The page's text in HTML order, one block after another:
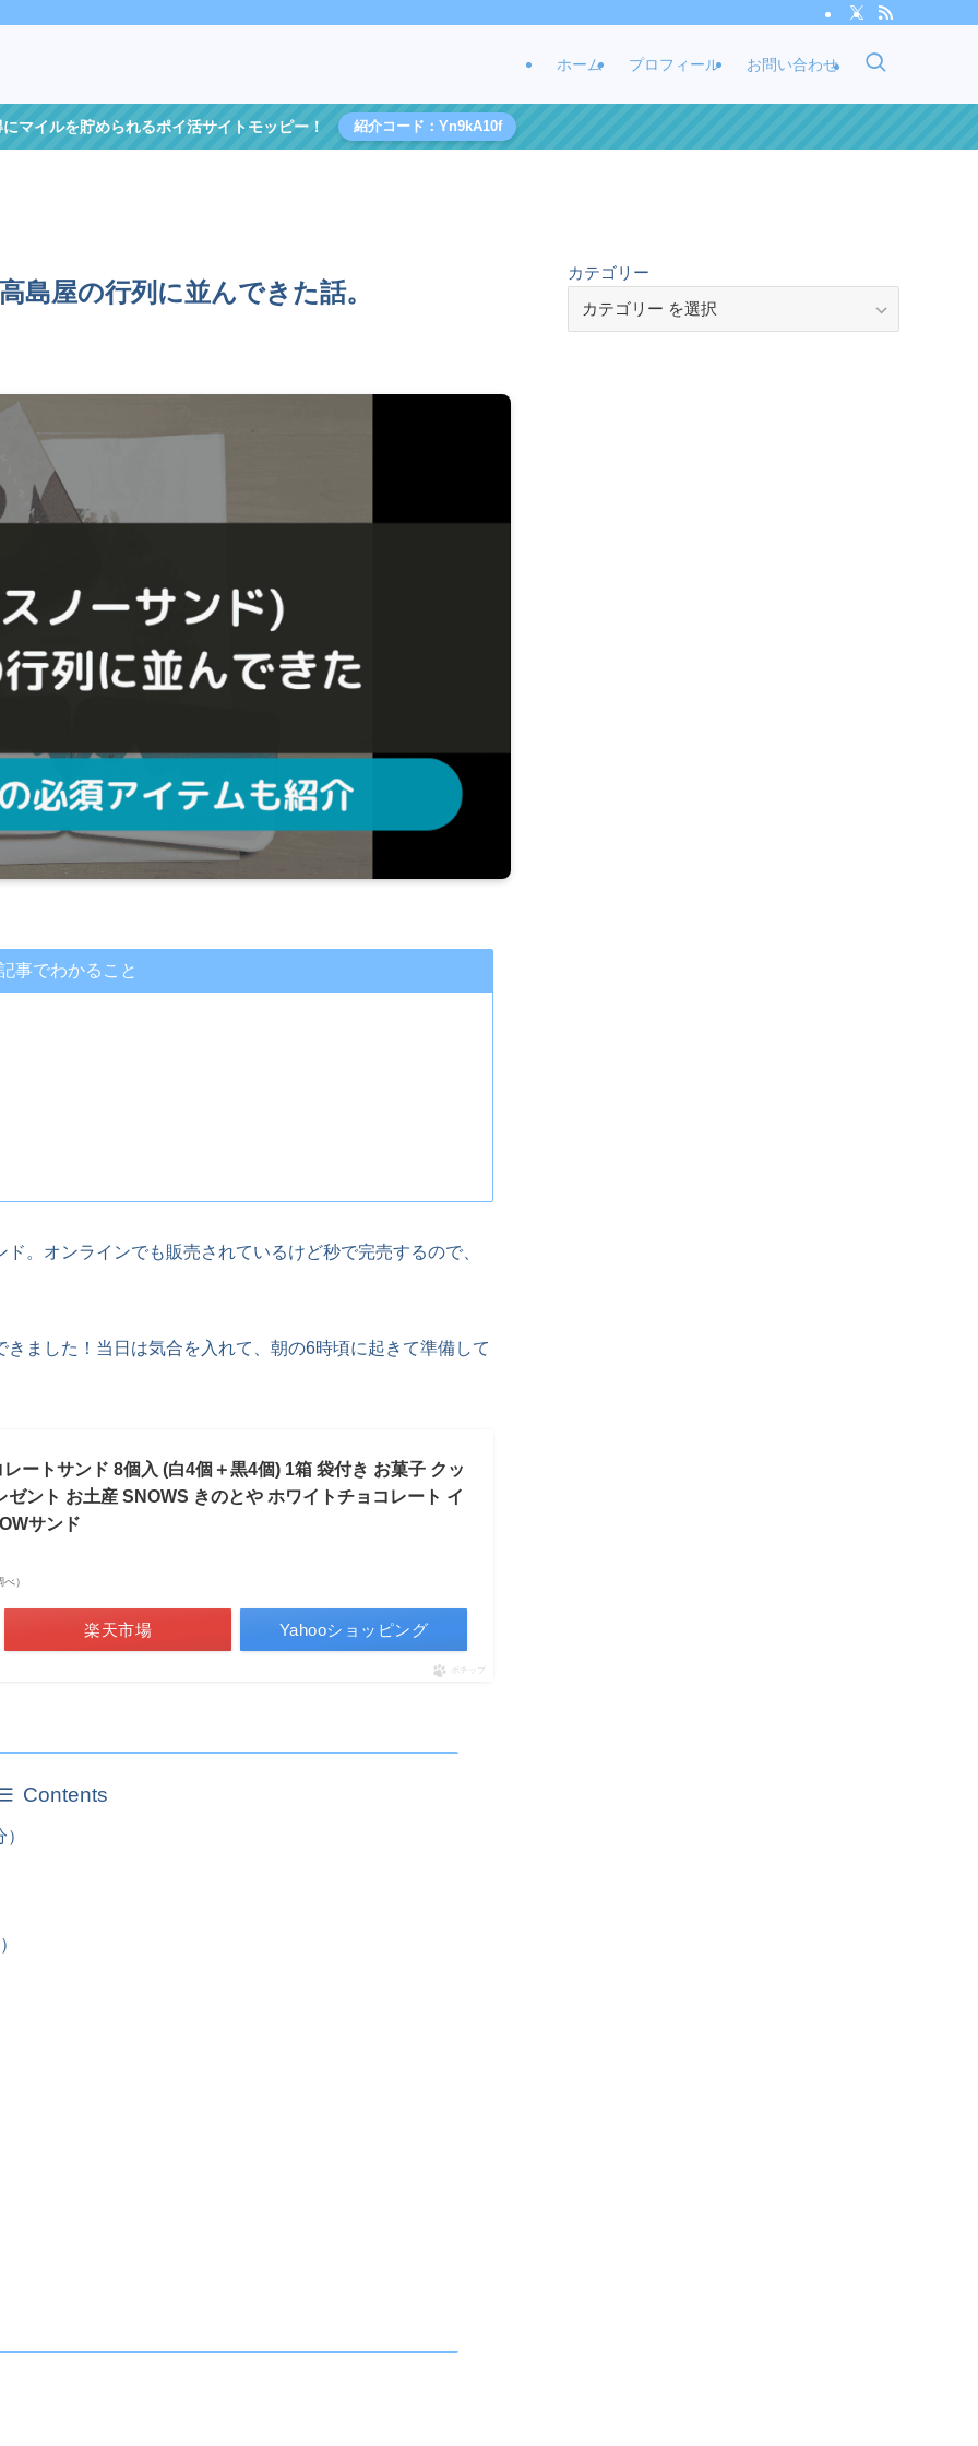
ホーム プロフィール お問い合わせ
マイルを貯められるポイ活サイトモッピー！ 紹介コード：Yn9kA10f
島屋の行列に並んできた話。
事でわかること
。オンラインでも販売されているけど秒で完売するので、
ました！当日は気合を入れて、朝の6時頃に起きて準備して
ートサンド 8個入 (白4個＋黒4個) 1箱 袋付き お菓子 クッ
ント お土産 SNOWS きのとや ホワイトチョコレート イ
サンド
）
楽天市場 Yahooショッピング
ポチップ
Contents
カテゴリー